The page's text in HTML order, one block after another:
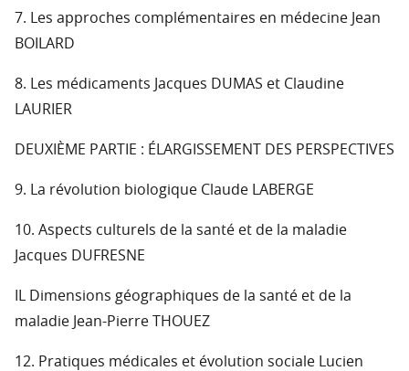
7. Les approches complémentaires en médecine Jean
BOILARD
8. Les médicaments Jacques DUMAS et Claudine
LAURIER
DEUXIÈME PARTIE : ÉLARGISSEMENT DES PERSPECTIVES
9. La révolution biologique Claude LABERGE
10. Aspects culturels de la santé et de la maladie
Jacques DUFRESNE
IL Dimensions géographiques de la santé et de la
maladie Jean-Pierre THOUEZ
12. Pratiques médicales et évolution sociale Lucien